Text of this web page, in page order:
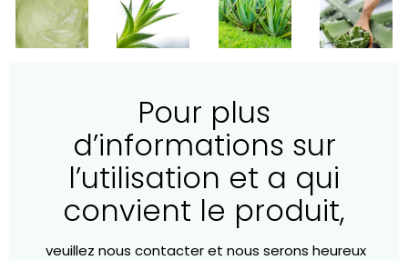
Pour plus
d’informations sur
l’utilisation et a qui
convient le produit,
veuillez nous contacter et nous serons heureux